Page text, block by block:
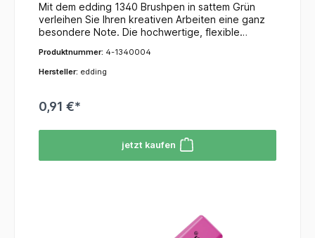
Mit dem edding 1340 Brushpen in sattem Grün
verleihen Sie Ihren kreativen Arbeiten eine ganz
besondere Note. Die hochwertige, flexible
Lettering-Begeisterte und Künstler, da er sich so
intuitiv führen lässt wie ein Pinsel.Ihre Vorteile auf
zwischen hauchfeinen Linien und breiten
wasserbasierte Tinte überzeugt durch eine hohe
Farbreinheit und ein gleichmäßiges Ergebnis auf
Papier und hellem Karton.Ideal für Einsteiger: Die
geruchsneutral und schlägt auf den meisten
Papieren nicht durch.Vielseitig kombinierbar:
Produktnummer: 4-1340004
Hersteller: edding
0,91 €*
jetzt kaufen